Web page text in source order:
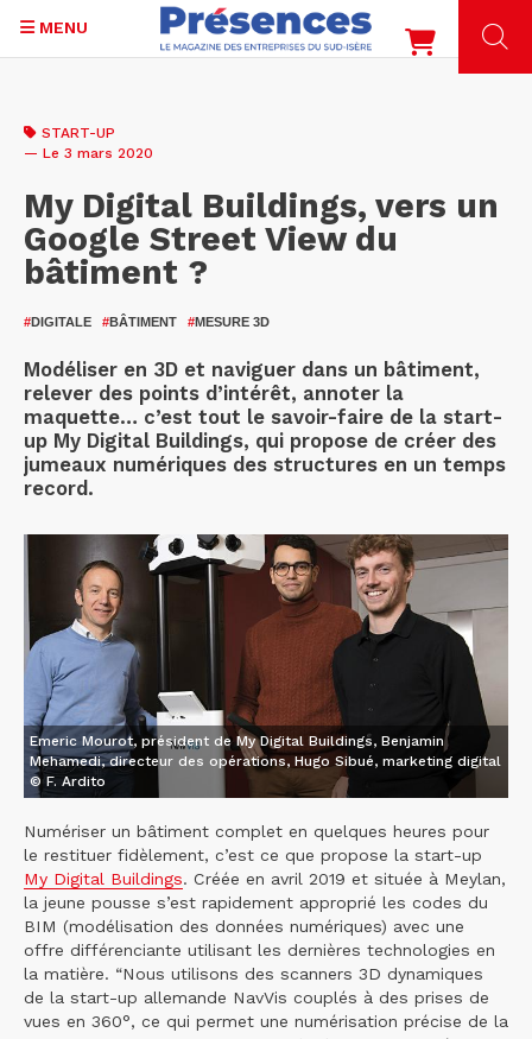
contenu
MENU
START-UP
— Le 3 mars 2020
My Digital Buildings, vers un
Google Street View du
bâtiment ?
#DIGITALE #BÂTIMENT #MESURE 3D
Modéliser en 3D et naviguer dans un bâtiment,
relever des points d’intérêt, annoter la
maquette… c’est tout le savoir-faire de la start-
up My Digital Buildings, qui propose de créer des
jumeaux numériques des structures en un temps
record.
Emeric Mourot, président de My Digital Buildings, Benjamin
Mehamedi, directeur des opérations, Hugo Sibué, marketing digital
© F. Ardito
Numériser un bâtiment complet en quelques heures pour
le restituer fidèlement, c’est ce que propose la start-up
My Digital Buildings. Créée en avril 2019 et située à Meylan,
la jeune pousse s’est rapidement approprié les codes du
BIM (modélisation des données numériques) avec une
offre différenciante utilisant les dernières technologies en
la matière. “Nous utilisons des scanners 3D dynamiques
de la start-up allemande NavVis couplés à des prises de
vues en 360°, ce qui permet une numérisation précise de la